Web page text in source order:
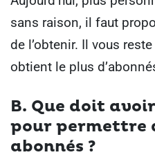
sans raison, il faut
de l’obtenir. Il vous
obtient le plus
B. Que doit
pour permettre
abonnés ?